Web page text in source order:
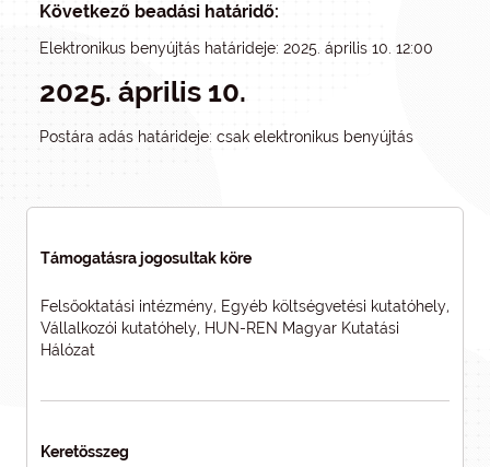
Következő beadási határidő:
Elektronikus benyújtás határideje: 2025. április 10. 12:00
2025. április 10.
Postára adás határideje: csak elektronikus benyújtás
Támogatásra jogosultak köre
Felsőoktatási intézmény, Egyéb költségvetési kutatóhely,
Vállalkozói kutatóhely, HUN-REN Magyar Kutatási
Hálózat
Keretösszeg